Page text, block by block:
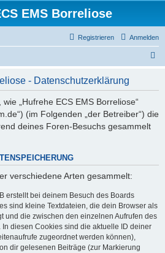
EMS Borreliose
Anmelden
Registrieren
e
- Datenschutzerklärung
„Hufrehe ECS EMS Borreliose“
(im Folgenden „der Betreiber“) die
deines Foren-Besuchs gesammelt
verschiedene Arten gesammelt:
erstellt bei deinem Besuch des Boards
sind kleine Textdateien, die dein Browser als
und die zwischen den einzelnen Aufrufen des
In diesen Cookies sind die aktuelle ID deiner
zugeordnet werden können),
dir gelesenen Beiträge (zur Markierung